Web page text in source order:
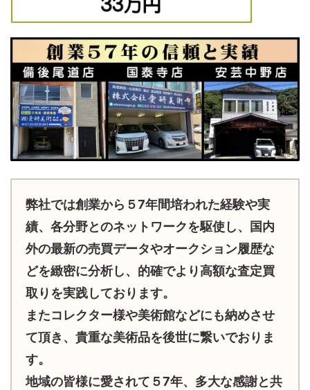
弊社では創業から５7年間培われた経験や実
績、各分野とのネットワークを駆使し、国内
外の最新の売買データやオークション履歴な
どを緻密に分析し、的確でより高額な査定買
取りを実践しております。
またコレクター様や美術館などにも納めさせ
て頂き、貴重な美術品を後世に繋いでおりま
す。
地域の皆様に愛されて５7年、多大な感謝と共